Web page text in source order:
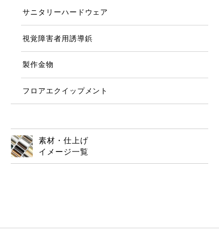
サニタリーハードウェア
視覚障害者用誘導鋲
製作金物
フロアエクイップメント
素材・仕上げ
イメージ一覧